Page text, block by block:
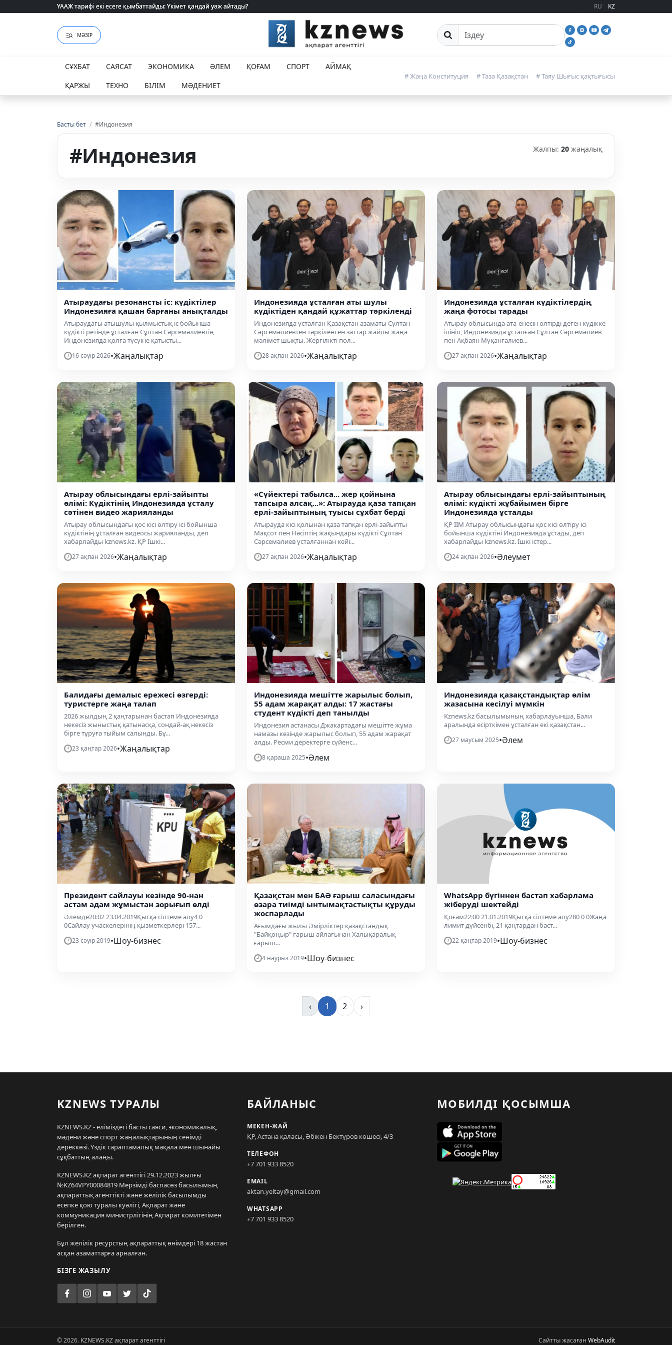
ҮААЖ тарифі екі есеге қымбаттайды: Үкімет қандай уәж айтады?
ҮААЖ тарифі екі есеге қымбаттайды: Үкімет қандай уәж айтады? RU KZ
МӘЗІР Сайттан іздеу
СҰХБАТ САЯСАТ ЭКОНОМИКА ӘЛЕМ ҚОҒАМ СПОРТ
АЙМАҚ
ҚАРЖЫ
ТЕХНО БІЛІМ МӘДЕНИЕТ
# Жаңа Конституция # Таза Қазақстан # Таяу Шығыс қақтығысы
Басты бет / #Индонезия
#Индонезия Жалпы: 20 жаңалық
Атыраудағы резонансты іс: күдіктілер
Индонезияға қашан барғаны анықталды
Атыраудағы атышулы қылмыстық іс бойынша
күдікті ретінде ұсталған Сұлтан Сәрсемәлиевтің
Индонезияда қолға түсуіне қатысты...
16 сәуір 2026•Жаңалықтар
Индонезияда ұсталған аты шулы
күдіктіден қандай құжаттар тәркіленді
Индонезияда ұсталған Қазақстан азаматы Сұлтан
Сәрсемәлиевтен тәркіленген заттар жайлы жаңа
мәлімет шықты. Жергілікті пол...
28 ақпан 2026•Жаңалықтар
Индонезияда ұсталған күдіктілердің
жаңа фотосы тарады
Атырау облысында ата-енесін өлтірді деген күдікке
ілініп, Индонезияда ұсталған Сұлтан Сәрсемәлиев
пен Ақбаян Мұқанғалиев...
27 ақпан 2026•Жаңалықтар
Атырау облысындағы ерлі-зайыпты
өлімі: Күдіктінің Индонезияда ұсталу
сәтінен видео жарияланды
Атырау облысындағы қос кісі өлтіру ісі бойынша
күдіктінің ұсталған видеосы жарияланды, деп
хабарлайды kznews.kz. ҚР Ішкі...
27 ақпан 2026•Жаңалықтар
«Сүйектері табылса... жер қойнына
тапсыра алсақ...»: Атырауда қаза тапқан
ерлі-зайыптының туысы сұхбат берді
Атырауда кісі қолынан қаза тапқан ерлі-зайыпты
Мақсот пен Нәсіптің жақындары күдікті Сұлтан
Сәрсемәлиев ұсталғаннан кейі...
27 ақпан 2026•Жаңалықтар
Атырау облысындағы ерлі-зайыптының
өлімі: күдікті жұбайымен бірге
Индонезияда ұсталды
ҚР ІІМ Атырау облысындағы қос кісі өлтіру ісі
бойынша күдіктіні Индонезияда ұстады, деп
хабарлайды kznews.kz. Ішкі істер...
24 ақпан 2026•Әлеумет
Балидағы демалыс ережесі өзгерді:
туристерге жаңа талап
2026 жылдың 2 қаңтарынан бастап Индонезияда
некесіз жыныстық қатынасқа, сондай-ақ некесіз
бірге тұруға тыйым салынды. Бұ...
23 қаңтар 2026•Жаңалықтар
Индонезияда мешітте жарылыс болып,
55 адам жарақат алды: 17 жастағы
студент күдікті деп танылды
Индонезия астанасы Джакартадағы мешітте жұма
намазы кезінде жарылыс болып, 55 адам жарақат
алды. Ресми деректерге сүйенс...
8 қараша 2025•Әлем
Индонезияда қазақстандықтар өлім
жазасына кесілуі мүмкін
Kznews.kz басылымының хабарлауынша, Бали
аралында есірткімен ұсталған екі қазақстан...
27 маусым 2025•Әлем
Президент сайлауы кезінде 90-нан
астам адам жұмыстан зорығып өлді
Әлемде20:02 23.04.2019Қысқа сілтеме алу4 0
0Сайлау учаскелерінің қызметкерлері 157...
23 сәуір 2019•Шоу-бизнес
Қазақстан мен БАӘ ғарыш саласындағы
өзара тиімді ынтымақтастықты құруды
жоспарлады
Ағымдағы жылы Әмірліктер қазақстандық
"Байқоңыр" ғарыш айлағынан Халықаралық
ғарыш...
4 наурыз 2019•Шоу-бизнес
WhatsApp бүгіннен бастап хабарлама
жіберуді шектейді
Қоғам22:00 21.01.2019Қысқа сілтеме алу280 0 0Жаңа
лимит дүйсенбі, 21 қаңтардан баст...
22 қаңтар 2019•Шоу-бизнес
‹ 1 2 ›
KZNEWS ТУРАЛЫ
KZNEWS.KZ - еліміздегі басты саяси, экономикалық,
мәдени және спорт жаңалықтарының сенімді
дереккөзі. Үздік сараптамалық мақала мен шынайы
сұқбаттың алаңы.
KZNEWS.KZ ақпарат агенттігі 29.12.2023 жылғы
№KZ64VPY00084819 Мерзімді баспасөз басылымын,
ақпараттық агенттікті және желілік басылымды
есепке қою туралы куәлігі, Ақпарат және
коммуникация министрлігінің Ақпарат комитетімен
берілген.
Бұл желілік ресурстың ақпараттық өнімдері 18 жастан
асқан азаматтарға арналған.
БІЗГЕ ЖАЗЫЛУ
БАЙЛАНЫС
МЕКЕН-ЖАЙ
ҚР, Астана қаласы, Әбікен Бектұров көшесі, 4/3
ТЕЛЕФОН
+7 701 933 8520
EMAIL
aktan.yeltay@gmail.com
WHATSAPP
+7 701 933 8520
МОБИЛДІ ҚОСЫМША
© 2026. KZNEWS.KZ ақпарат агенттігі Сайтты жасаған WebAudit